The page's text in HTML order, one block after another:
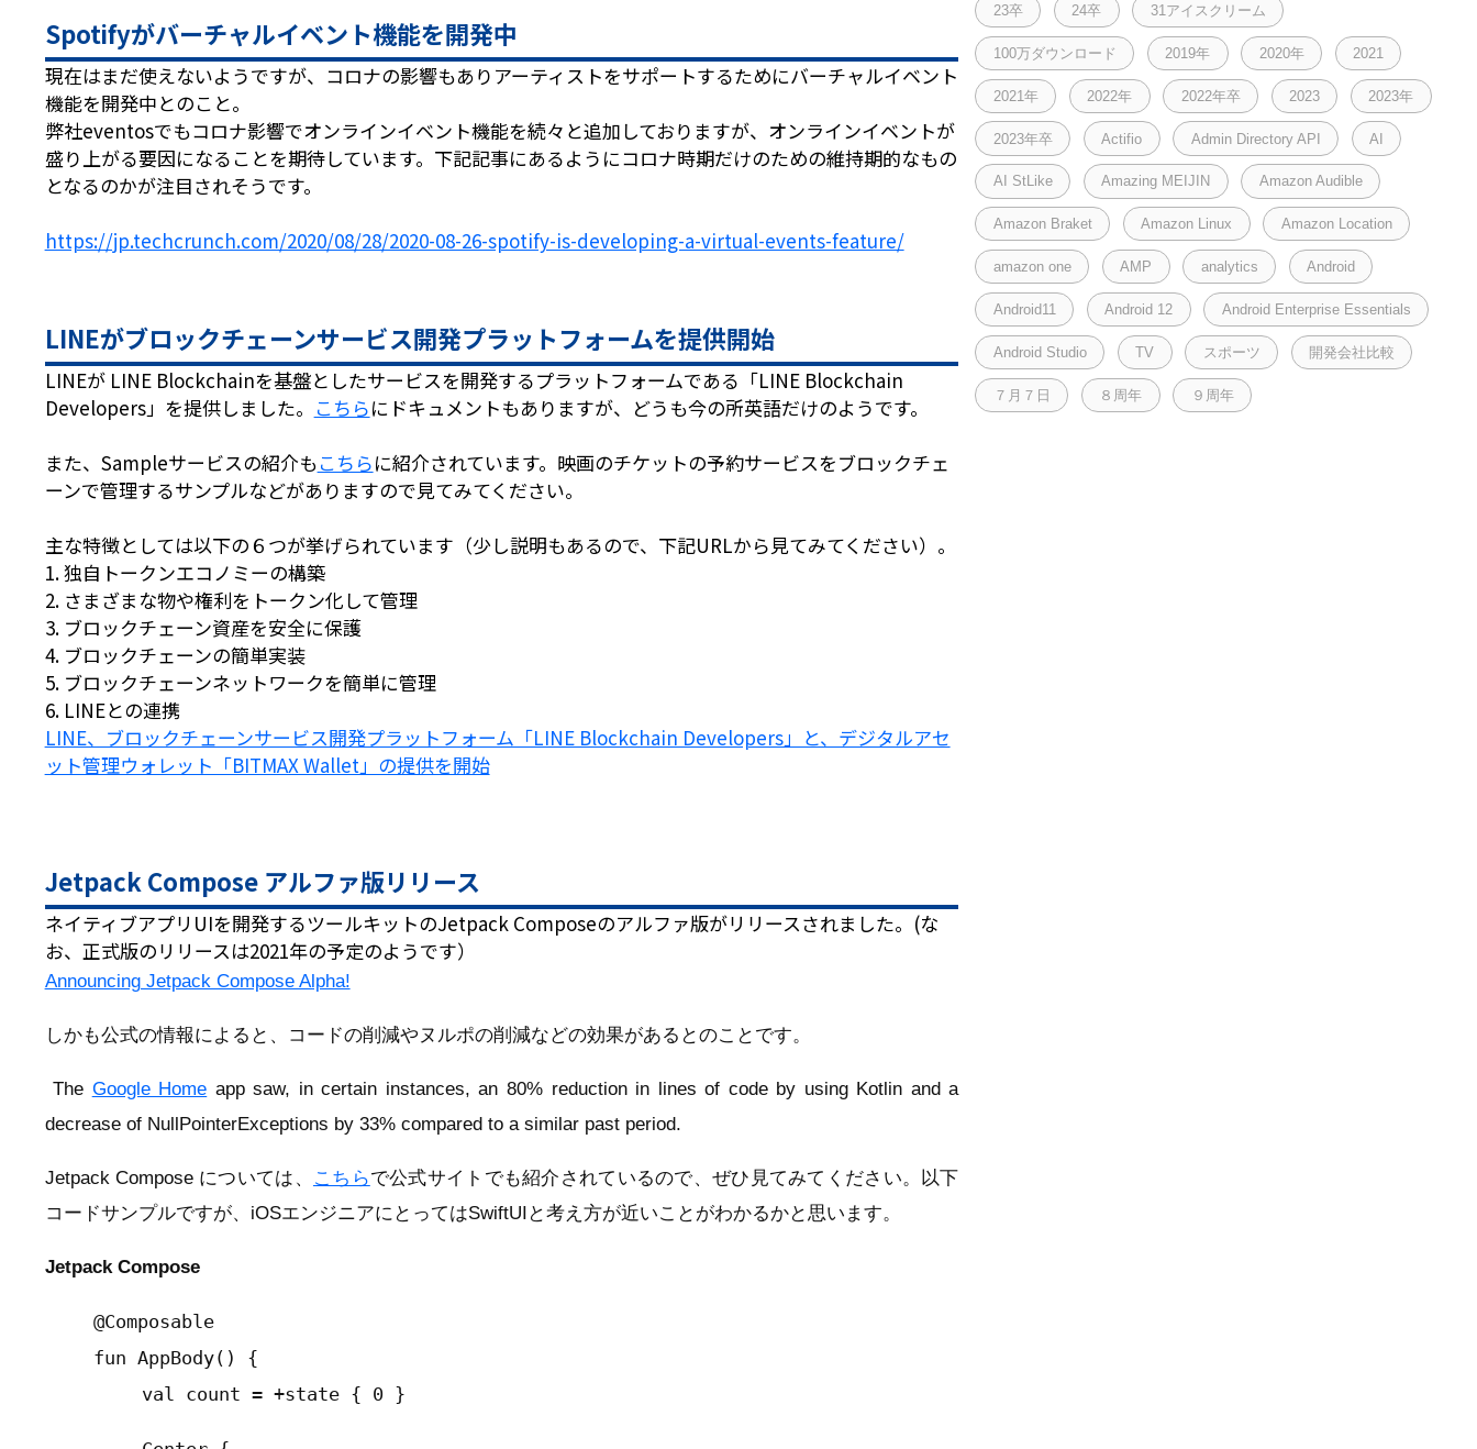
Spotifyがバーチャルイベント機能を開発中
現在はまだ使えないようですが、コロナの影響もありアーティストをサポートするためにバーチャルイベント
機能を開発中とのこと。
弊社eventosでもコロナ影響でオンラインイベント機能を続々と追加しておりますが、オンラインイベントが
盛り上がる要因になることを期待しています。下記記事にあるようにコロナ時期だけのための維持期的なもの
となるのかが注目されそうです。
https://jp.techcrunch.com/2020/08/28/2020-08-26-spotify-is-developing-a-virtual-events-feature/
LINEがブロックチェーンサービス開発プラットフォームを提供開始
LINEが LINE Blockchainを基盤としたサービスを開発するプラットフォームである「LINE Blockchain
Developers」を提供しました。 こちらにドキュメントもありますが、どうも今の所英語だけのようです。
また、Sampleサービスの紹介もこちらに紹介されています。映画のチケットの予約サービスをブロックチェ
ーンで管理するサンプルなどがありますので見てみてください。
主な特徴としては以下の６つが挙げられています（少し説明もあるので、下記URLから見てみてください）。
1. 独自トークンエコノミーの構築
2. さまざまな物や権利をトークン化して管理
3. ブロックチェーン資産を安全に保護
4. ブロックチェーンの簡単実装
5. ブロックチェーンネットワークを簡単に管理
6. LINEとの連携
LINE、ブロックチェーンサービス開発プラットフォーム「LINE Blockchain Developers」と、デジタルアセ
ット管理ウォレット「BITMAX Wallet」の提供を開始
Jetpack Compose アルファ版リリース
ネイティブアプリUIを開発するツールキットのJetpack Composeのアルファ版がリリースされました。(な
お、正式版のリリースは2021年の予定のようです）
Announcing Jetpack Compose Alpha!
しかも公式の情報によると、コードの削減やヌルポの削減などの効果があるとのことです。
The Google Home app saw, in certain instances, an 80% reduction in lines of code by using Kotlin and a
decrease of NullPointerExceptions by 33% compared to a similar past period.
Jetpack Compose については、 こちらで公式サイトでも紹介されているので、ぜひ見てみてください。以下
コードサンプルですが、iOSエンジニアにとってはSwiftUIと考え方が近いことがわかるかと思います。
Jetpack Compose
@Composable
fun AppBody() {
val count = +state { 0 }
23卒 24卒 31アイスクリーム
100万ダウンロード 2019年 2020年 2021
2021年 2022年 2022年卒 2023 2023年
2023年卒 Actifio Admin Directory API AI
AI StLike Amazing MEIJIN Amazon Audible
Amazon Braket Amazon Linux Amazon Location
amazon one AMP analytics Android
Android11 Android 12 Android Enterprise Essentials
Android Studio TV スポーツ 開発会社比較
７月７日 ８周年 ９周年